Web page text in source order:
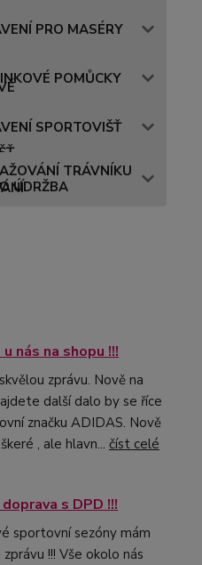
PRO MASÉRY
POMŮCKY
SPORTOVIŠŤ
TRÁVNÍKU
ÚDRŽBA
nás na shopu !!!
zprávu. Nově na
další dalo by se říce
značku ADIDAS. Nově
, ale hlavn... číst celé
s DPD !!!
sportovní sezóny mám
!!! Vše okolo nás